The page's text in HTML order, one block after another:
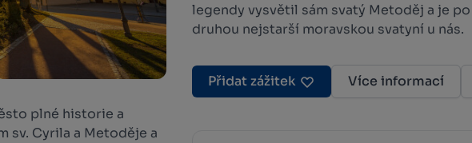
legendy vysvětil sám svatý Metoděj a je
druhou nejstarší moravskou svatyní u nás.
Přidat zážitek Více informací
plné historie a
sv. Cyrila a Metoděje a